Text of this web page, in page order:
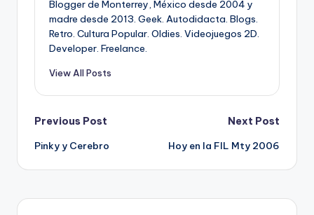
Blogger de Monterrey, México desde 2004 y
madre desde 2013. Geek. Autodidacta. Blogs.
Retro. Cultura Popular. Oldies. Videojuegos 2D.
Developer. Freelance.
View All Posts
Post
navigation
Previous Post
Pinky y Cerebro
Next Post
Hoy en la FIL Mty 2006